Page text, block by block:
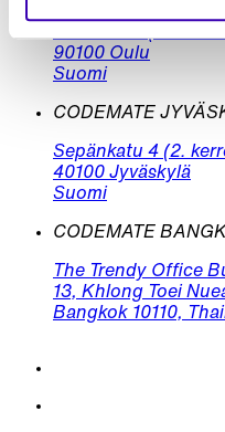
90100 Oulu
Suomi
CODEMATE
Sepänkatu 4 (2.
40100 Jyväskylä
Suomi
CODEMATE
The Trendy Office
13, Khlong Toei
Bangkok 10110,